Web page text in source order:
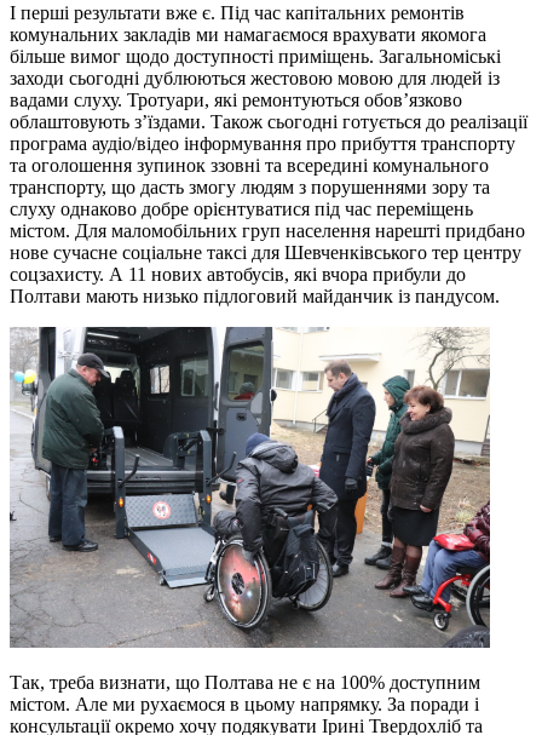
І перші результати вже є. Під час капітальних ремонтів
комунальних закладів ми намагаємося врахувати якомога
більше вимог щодо доступності приміщень. Загальноміські
заходи сьогодні дублюються жестовою мовою для людей із
вадами слуху. Тротуари, які ремонтуються обов’язково
облаштовують з’їздами. Також сьогодні готується до реалізації
програма аудіо/відео інформування про прибуття транспорту
та оголошення зупинок ззовні та всередині комунального
транспорту, що дасть змогу людям з порушеннями зору та
слуху однаково добре орієнтуватися під час переміщень
містом. Для маломобільних груп населення нарешті придбано
нове сучасне соціальне таксі для Шевченківського тер центру
соцзахисту. А 11 нових автобусів, які вчора прибули до
Полтави мають низько підлоговий майданчик із пандусом.
Так, треба визнати, що Полтава не є на 100% доступним
містом. Але ми рухаємося в цьому напрямку. За поради і
консультації окремо хочу подякувати Ірині Твердохліб та